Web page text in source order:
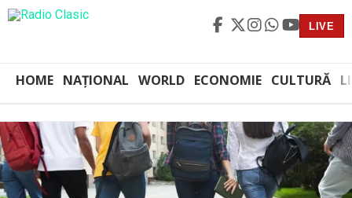
LIVE
HOME NAȚIONAL WORLD ECONOMIE CULTURĂ